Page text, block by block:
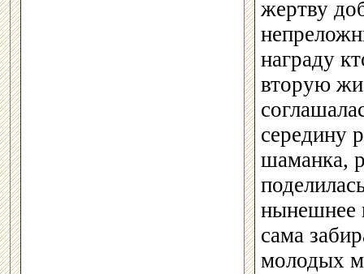
жертву
награду
вторую
середину
шаманка,
нынешнее
сама
молодых